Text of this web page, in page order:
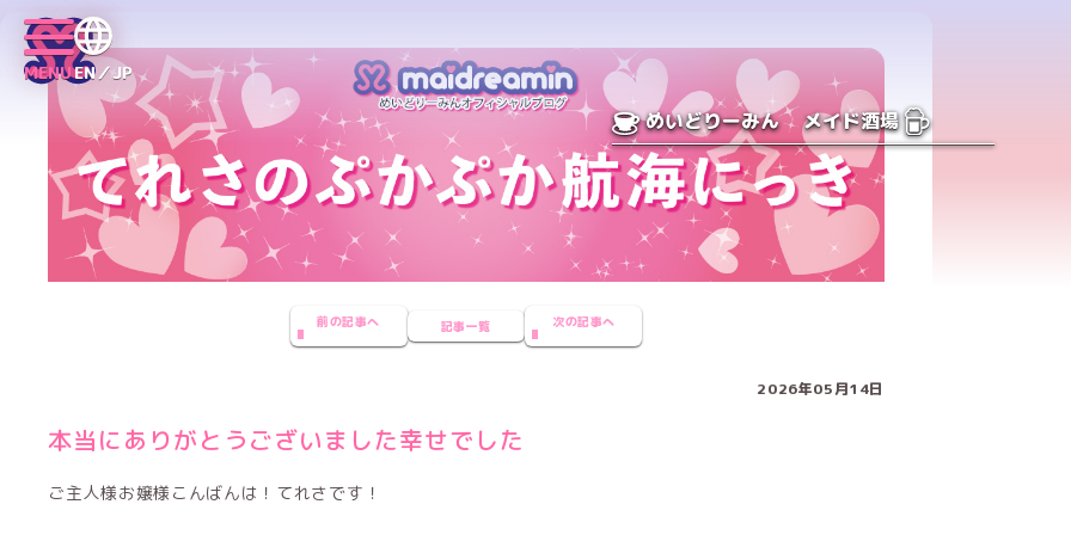
MENUEN／JP
めいどりーみん メイド酒場
前の記事へ 記事一覧 次の記事へ
2026年05月14日
本当にありがとうございました幸せでした
ご主人様お嬢様こんばんは！てれさです！